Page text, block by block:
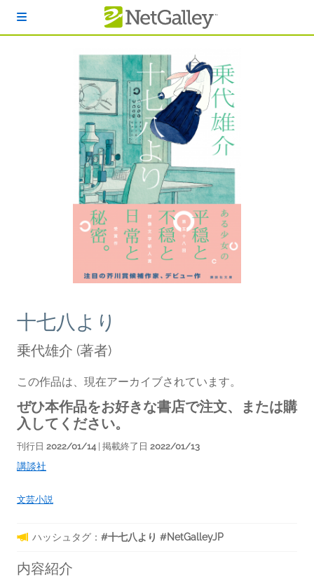
十七八より
乗代雄介 (著者)
この作品は、現在アーカイブされています。
ぜひ本作品をお好きな書店で注文、または購
入してください。
刊行日 2022/01/14| 掲載終了日 2022/01/13
講談社
文芸小説
ハッシュタグ： #十七八より #NetGalleyJP
内容紹介